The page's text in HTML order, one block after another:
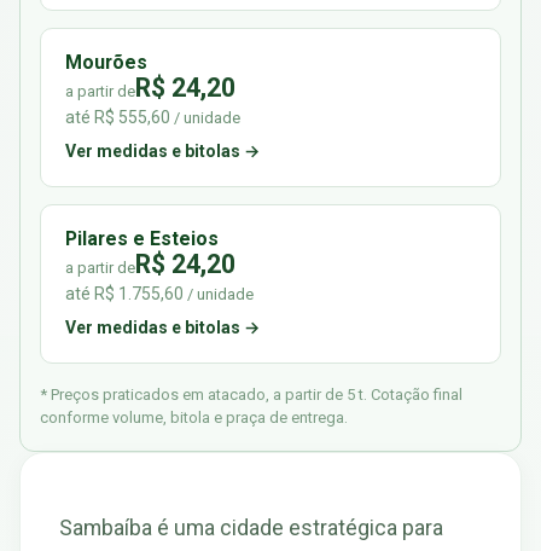
Mourões
a partir deR$ 24,20
até R$ 555,60 / unidade
Ver medidas e bitolas →
Pilares e Esteios
a partir deR$ 24,20
até R$ 1.755,60 / unidade
Ver medidas e bitolas →
* Preços praticados em atacado, a partir de 5 t. Cotação final
conforme volume, bitola e praça de entrega.
Sambaíba é uma cidade estratégica para